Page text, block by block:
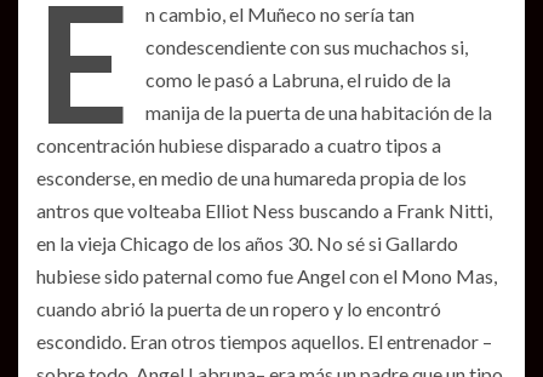
E
n cambio, el Muñeco no sería tan
condescendiente con sus muchachos si,
como le pasó a Labruna, el ruido de la
manija de la puerta de una habitación de la
concentración hubiese disparado a cuatro tipos a
esconderse, en medio de una humareda propia de los
antros que volteaba Elliot Ness buscando a Frank Nitti,
en la vieja Chicago de los años 30. No sé si Gallardo
hubiese sido paternal como fue Angel con el Mono Mas,
cuando abrió la puerta de un ropero y lo encontró
escondido. Eran otros tiempos aquellos. El entrenador –